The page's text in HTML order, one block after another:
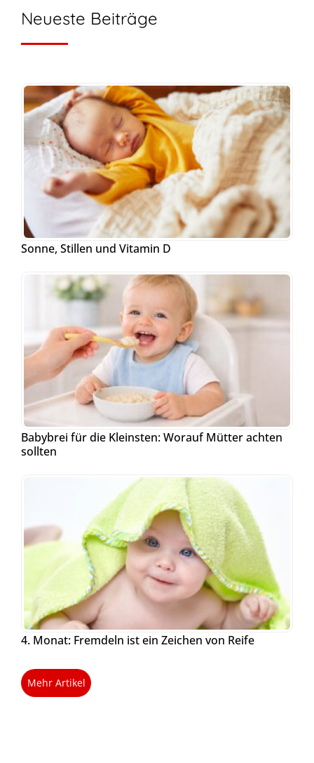
Neueste Beiträge
Sonne, Stillen und Vitamin D
Babybrei für die Kleinsten: Worauf Mütter achten
sollten
4. Monat: Fremdeln ist ein Zeichen von Reife
Mehr Artikel